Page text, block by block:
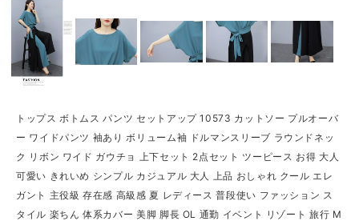
トップス ボトムス パンツ セットアップ 10573 カットソー プルオーバ
ー ワイドパンツ 袖あり ボリューム袖 ドルマンスリーブ ラウンドネッ
ク リボン ワイド ガウチョ 上下セット 2点セット ツーピース お得 大人
可愛い きれいめ シンプル カジュアル 大人 上品 おしゃれ クール エレ
ガント 主役級 存在感 高級感 夏 レディース 普段使い ファッション ス
タイル 楽ちん 体系カバー 美脚 脚長 OL 通勤 イベント リゾート 旅行 M